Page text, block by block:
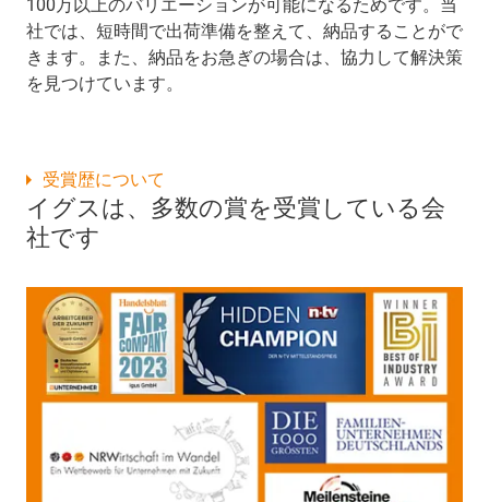
100万以上のバリエーションが可能になるためです。当
社では、短時間で出荷準備を整えて、納品することがで
きます。また、納品をお急ぎの場合は、協力して解決策
を見つけています。
イグスは、多数の賞を受賞している会
社です
受賞歴について